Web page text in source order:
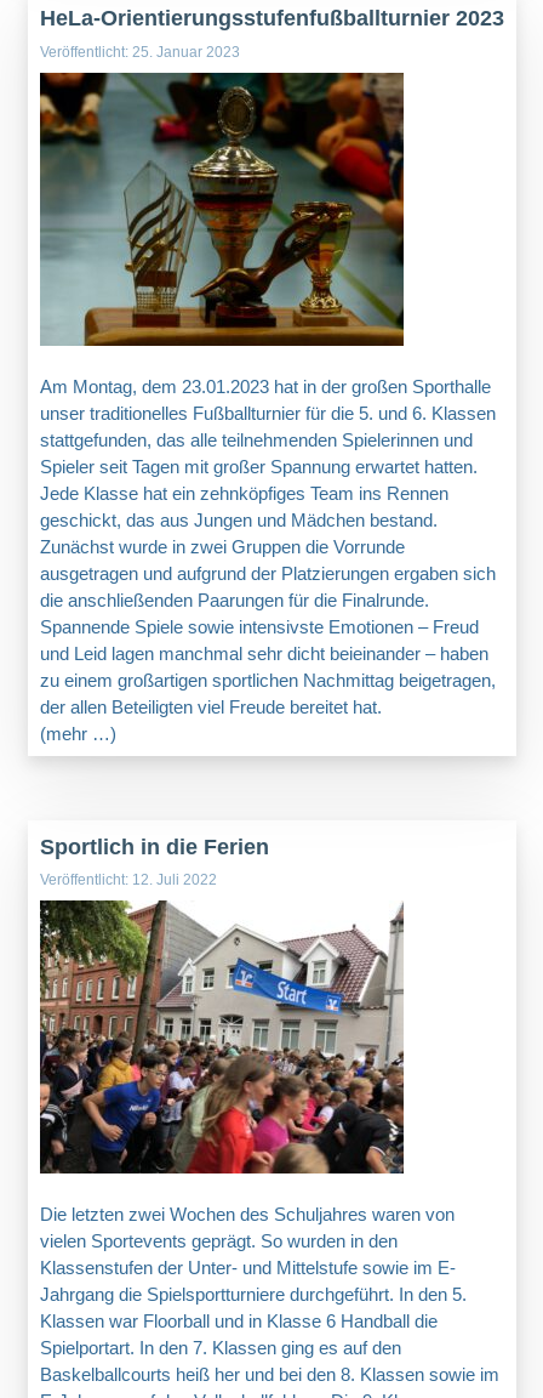
HeLa-Orientierungsstufenfußballturnier 2023
Veröffentlicht: 25. Januar 2023
Am Montag, dem 23.01.2023 hat in der großen Sporthalle
unser traditionelles Fußballturnier für die 5. und 6. Klassen
stattgefunden, das alle teilnehmenden Spielerinnen und
Spieler seit Tagen mit großer Spannung erwartet hatten.
Jede Klasse hat ein zehnköpfiges Team ins Rennen
geschickt, das aus Jungen und Mädchen bestand.
Zunächst wurde in zwei Gruppen die Vorrunde
ausgetragen und aufgrund der Platzierungen ergaben sich
die anschließenden Paarungen für die Finalrunde.
Spannende Spiele sowie intensivste Emotionen – Freud
und Leid lagen manchmal sehr dicht beieinander – haben
zu einem großartigen sportlichen Nachmittag beigetragen,
der allen Beteiligten viel Freude bereitet hat.
(mehr …)
Sportlich in die Ferien
Veröffentlicht: 12. Juli 2022
Die letzten zwei Wochen des Schuljahres waren von
vielen Sportevents geprägt. So wurden in den
Klassenstufen der Unter- und Mittelstufe sowie im E-
Jahrgang die Spielsportturniere durchgeführt. In den 5.
Klassen war Floorball und in Klasse 6 Handball die
Spielportart. In den 7. Klassen ging es auf den
Baskelballcourts heiß her und bei den 8. Klassen sowie im